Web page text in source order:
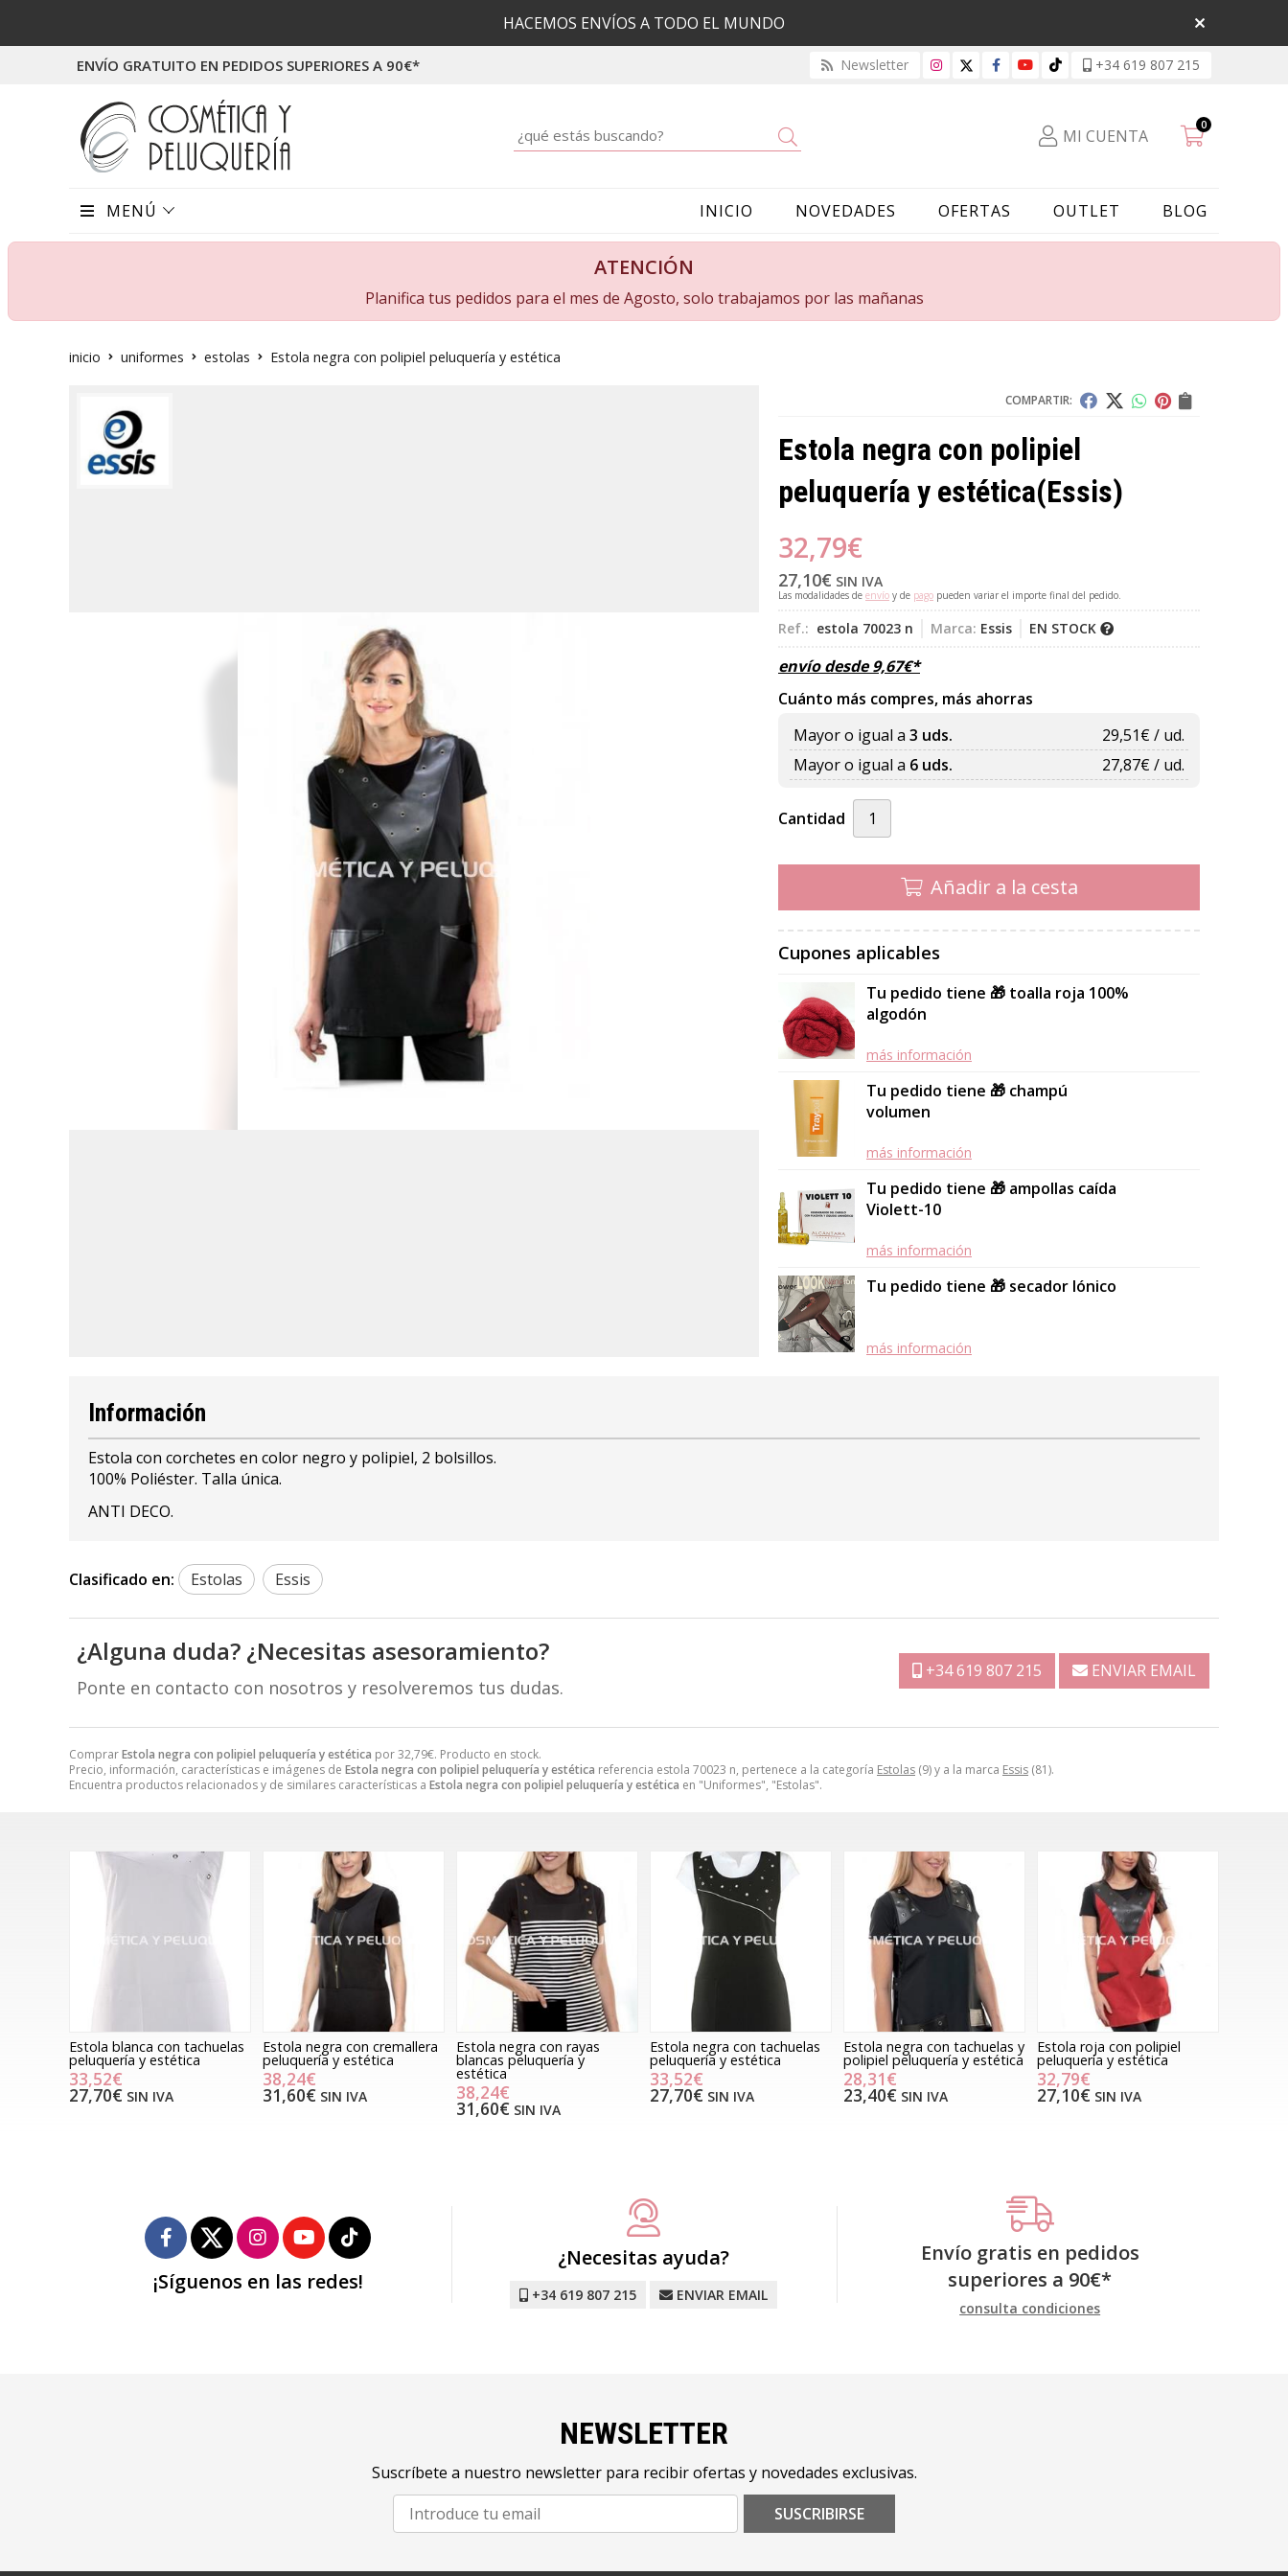
HACEMOS ENVÍOS A TODO EL MUNDO
ENVÍO GRATUITO EN PEDIDOS SUPERIORES A 90€* Newsletter +34 619 807 215
MI CUENTA
0
MENÚ INICIO NOVEDADES OFERTAS OUTLET BLOG
ATENCIÓN
Planifica tus pedidos para el mes de Agosto, solo trabajamos por las mañanas
inicio uniformes estolas Estola negra con polipiel peluquería y estética
COMPARTIR:
Estola negra con polipiel
peluquería y estética(Essis)
32,79€
27,10€ SIN IVA
Las modalidades de envío y de pago pueden variar el importe final del pedido.
Ref.: estola 70023 n Marca: Essis EN STOCK
envío desde9,67€*
Cuánto más compres, más ahorras
Mayor o igual a 3 uds. 29,51€ / ud.
Mayor o igual a 6 uds. 27,87€ / ud.
Cantidad
Añadir a la cesta
Cupones aplicables
Tu pedido tiene 🎁 toalla roja 100%
algodón
más información
Tu pedido tiene 🎁 champú
volumen
más información
Tu pedido tiene 🎁 ampollas caída
Violett-10
más información
Tu pedido tiene 🎁 secador Iónico
más información
ComprarEstola negra con polipiel peluquería y estética por32,79€. Producto en stock.
Precio, información, características e imágenes de Estola negra con polipiel peluquería y estética referencia estola 70023 n, pertenece a la categoría Estolas (9) y a la marca Essis (81).
Encuentra productos relacionados y de similares características a Estola negra con polipiel peluquería y estética en "Uniformes", "Estolas".
Información
Estola con corchetes en color negro y polipiel, 2 bolsillos.
100% Poliéster. Talla única.
ANTI DECO.
Clasificado en: Estolas Essis
¿Alguna duda? ¿Necesitas asesoramiento?
Ponte en contacto con nosotros y resolveremos tus dudas.
+34 619 807 215 ENVIAR EMAIL
Estola blanca con tachuelas
peluquería y estética
33,52€
27,70€ SIN IVA
Estola negra con cremallera
peluquería y estética
38,24€
31,60€ SIN IVA
Estola negra con rayas
blancas peluquería y
estética
38,24€
31,60€ SIN IVA
Estola negra con tachuelas
peluquería y estética
33,52€
27,70€ SIN IVA
Estola negra con tachuelas y
polipiel peluquería y estética
28,31€
23,40€ SIN IVA
Estola roja con polipiel
peluquería y estética
32,79€
27,10€ SIN IVA
¡Síguenos en las redes!
¿Necesitas ayuda?
+34 619 807 215 ENVIAR EMAIL
Envío gratis en pedidos
superiores a 90€*
consulta condiciones
NEWSLETTER
Suscríbete a nuestro newsletter para recibir ofertas y novedades exclusivas.
SUSCRIBIRSE